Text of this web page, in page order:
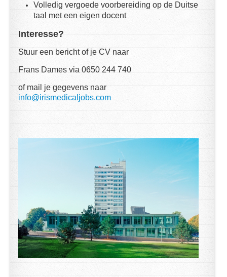
Volledig vergoede voorbereiding op de Duitse
taal met een eigen docent
Interesse?
Stuur een bericht of je CV naar
Frans Dames via 0650 244 740
of mail je gegevens naar
info@irismedicaljobs.com